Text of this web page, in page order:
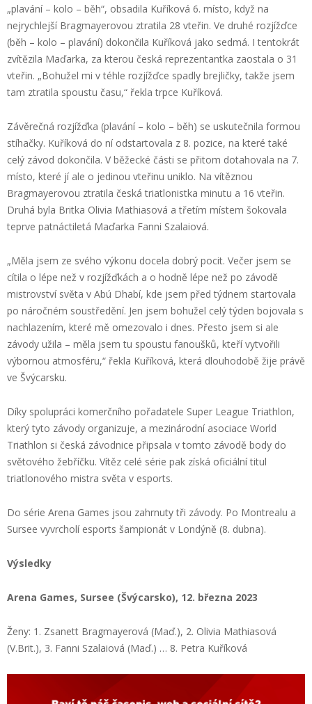
„plavání – kolo – běh“, obsadila Kuříková 6. místo, když na
nejrychlejší Bragmayerovou ztratila 28 vteřin. Ve druhé rozjížďce
(běh – kolo – plavání) dokončila Kuříková jako sedmá. I tentokrát
zvítězila Maďarka, za kterou česká reprezentantka zaostala o 31
vteřin. „Bohužel mi v téhle rozjížďce spadly brejličky, takže jsem
tam ztratila spoustu času,“ řekla trpce Kuříková.
Závěrečná rozjížďka (plavání – kolo – běh) se uskutečnila formou
stíhačky. Kuříková do ní odstartovala z 8. pozice, na které také
celý závod dokončila. V běžecké části se přitom dotahovala na 7.
místo, které jí ale o jedinou vteřinu uniklo. Na vítěznou
Bragmayerovou ztratila česká triatlonistka minutu a 16 vteřin.
Druhá byla Britka Olivia Mathiasová a třetím místem šokovala
teprve patnáctiletá Maďarka Fanni Szalaiová.
„Měla jsem ze svého výkonu docela dobrý pocit. Večer jsem se
cítila o lépe než v rozjížďkách a o hodně lépe než po závodě
mistrovství světa v Abú Dhabí, kde jsem před týdnem startovala
po náročném soustředění. Jen jsem bohužel celý týden bojovala s
nachlazením, které mě omezovalo i dnes. Přesto jsem si ale
závody užila – měla jsem tu spoustu fanoušků, kteří vytvořili
výbornou atmosféru,“ řekla Kuříková, která dlouhodobě žije právě
ve Švýcarsku.
Díky spolupráci komerčního pořadatele Super League Triathlon,
který tyto závody organizuje, a mezinárodní asociace World
Triathlon si česká závodnice připsala v tomto závodě body do
světového žebříčku. Vítěz celé série pak získá oficiální titul
triatlonového mistra světa v esports.
Do série Arena Games jsou zahrnuty tři závody. Po Montrealu a
Sursee vyvrcholí esports šampionát v Londýně (8. dubna).
Výsledky
Arena Games, Sursee (Švýcarsko), 12. března 2023
Ženy: 1. Zsanett Bragmayerová (Maď.), 2. Olivia Mathiasová
(V.Brit.), 3. Fanni Szalaiová (Maď.) … 8. Petra Kuříková